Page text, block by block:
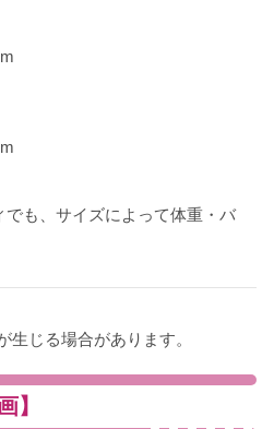
も、サイズによって体重・バ
じる場合があります。
】